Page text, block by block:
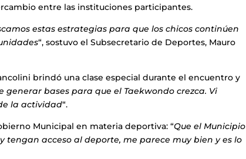
entre las instituciones participantes.
estas estrategias para que los chicos continúen
“, sostuvo el Subsecretario de Deportes, Mauro
brindó una clase especial durante el encuentro y
generar bases para que el Taekwondo crezca. Vi
la actividad“.
Municipal en materia deportiva: “Que el Municipio
tengan acceso al deporte, me parece muy bien y es lo